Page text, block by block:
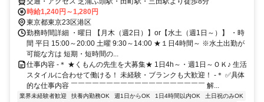
時給1,240円～1,280円
東京都東京23区港区
勤務時間詳細 ・曜日 【月木（週2日）】or【水土（週1日～）】 ・時
間 平日 15:00～20:00 土曜 9:30～14:00 ★１日4時間～ ※水土出勤が
可能な方は 短期・短時間の...
仕事内容 -＊ ★くもんの先生を大募集★ 1日4h～・週1日～ＯＫ♪ 生活
スタイルに合わせて働ける！ 未経験・ブランクも大歓迎！ -＊ ✅具体
的な仕事内容 ￣￣￣￣￣￣￣￣￣￣￣￣￣￣￣￣￣￣￣ 解...
業界未経験者歓迎 扶養内勤務OK 週1日からOK 1日4時間以内OK
土日祝のみOK